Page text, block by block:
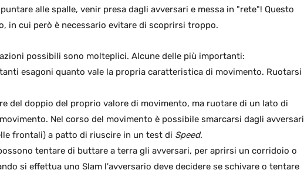
alle spalle, venir presa dagli avversari e messa in "rete"! Questo
in cui però è necessario evitare di scoprirsi troppo.
possibili sono molteplici. Alcune delle più importanti:
esagoni quanto vale la propria caratteristica di movimento. Ruotarsi
del doppio del proprio valore di movimento, ma ruotare di un lato di
Nel corso del movimento è possibile smarcarsi dagli avversari
frontali) a patto di riuscire in un test di Speed.
tentare di buttare a terra gli avversari, per aprirsi un corridoio o
si effettua uno Slam l'avversario deve decidere se schivare o tentare